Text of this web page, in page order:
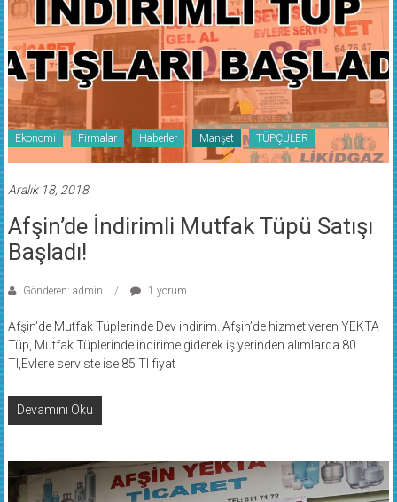
Ekonomi Firmalar Haberler Manşet TÜPÇÜLER
Aralık 18, 2018
Afşin’de İndirimli Mutfak Tüpü Satışı
Başladı!
Gönderen: admin 1 yorum
Afşin’de Mutfak Tüplerinde Dev indirim. Afşin’de hizmet veren YEKTA
Tüp, Mutfak Tüplerinde indirime giderek iş yerinden alımlarda 80
Tl,Evlere serviste ise 85 Tl fiyat
Devamını Oku